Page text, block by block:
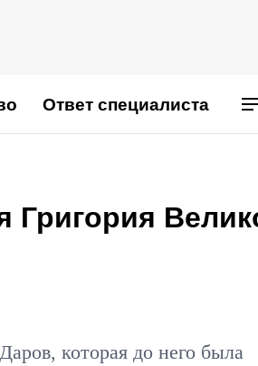
Ответ специалиста
Григория
которая до него была